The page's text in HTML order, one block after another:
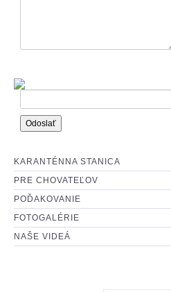
KARANTÉNNA STANICA
PRE CHOVATEĽOV
POĎAKOVANIE
FOTOGALÉRIE
NAŠE VIDEÁ